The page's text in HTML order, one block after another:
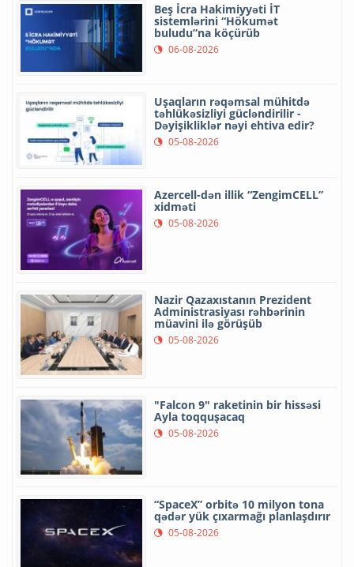
Beş İcra Hakimiyyəti İT
sistemlərini “Hökumət
buludu”na köçürüb
06-08-2026
Uşaqların rəqəmsal mühitdə
təhlükəsizliyi gücləndirilir -
Dəyişikliklər nəyi ehtiva edir?
05-08-2026
Azercell-dən illik “ZengimCELL”
xidməti
05-08-2026
Nazir Qazaxıstanın Prezident
Administrasiyası rəhbərinin
müavini ilə görüşüb
05-08-2026
"Falcon 9" raketinin bir hissəsi
Ayla toqquşacaq
05-08-2026
“SpaceX” orbitə 10 milyon tona
qədər yük çıxarmağı planlaşdırır
05-08-2026